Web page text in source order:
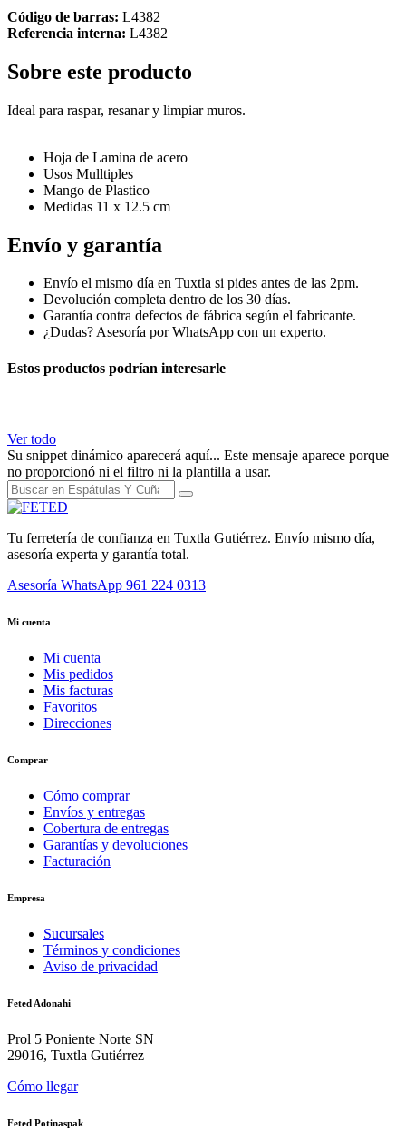
Código de barras: L4382
Referencia interna: L4382
Sobre este producto
Ideal para raspar, resanar y limpiar muros.
Hoja de Lamina de acero
Usos Mulltiples
Mango de Plastico
Medidas 11 x 12.5 cm
Envío y garantía
Envío el mismo día en Tuxtla si pides antes de las 2pm.
Devolución completa dentro de los 30 días.
Garantía contra defectos de fábrica según el fabricante.
¿Dudas? Asesoría por WhatsApp con un experto.
Estos productos podrían interesarle
Ver todo
Su snippet dinámico aparecerá aquí... Este mensaje aparece porque
no proporcionó ni el filtro ni la plantilla a usar.
Tu ferretería de confianza en Tuxtla Gutiérrez. Envío mismo día,
asesoría experta y garantía total.
Asesoría WhatsApp 961 224 0313
Mi cuenta
Mi cuenta
Mis pedidos
Mis facturas
Favoritos
Direcciones
Comprar
Cómo comprar
Envíos y entregas
Cobertura de entregas
Garantías y devoluciones
Facturación
Empresa
Sucursales
Términos y condiciones
Aviso de privacidad
Feted Adonahi
Prol 5 Poniente Norte SN
29016, Tuxtla Gutiérrez
Cómo llegar
Feted Potinaspak